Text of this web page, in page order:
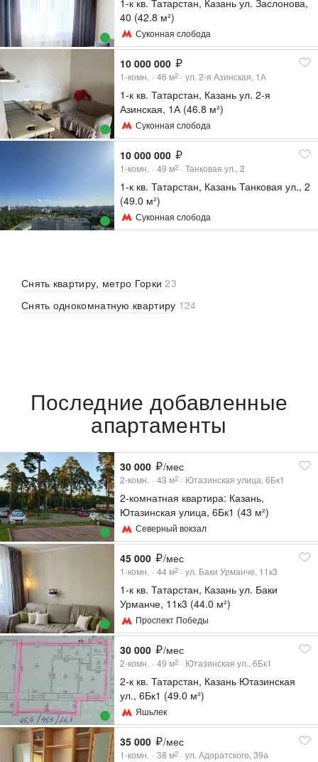
1-к кв. Татарстан, Казань ул. Заслонова,
40 (42.8 м²)
Суконная слобода
10 000 000
1-комн. 46 м2 ул. 2-я Азинская, 1А
1-к кв. Татарстан, Казань ул. 2-я
Азинская, 1А (46.8 м²)
Суконная слобода
10 000 000
1-комн. 49 м2 Танковая ул., 2
1-к кв. Татарстан, Казань Танковая ул., 2
(49.0 м²)
Суконная слобода
Снять квартиру, метро Горки 23
Снять однокомнатную квартиру 124
Последние добавленные
апартаменты
30 000 /мес
2-комн. 43 м2 Ютазинская улица, 6Бк1
2-комнатная квартира: Казань,
Ютазинская улица, 6Бк1 (43 м²)
Северный вокзал
45 000 /мес
1-комн. 44 м2 ул. Баки Урманче, 11к3
1-к кв. Татарстан, Казань ул. Баки
Урманче, 11к3 (44.0 м²)
Проспект Победы
30 000 /мес
2-комн. 49 м2 Ютазинская ул., 6Бк1
2-к кв. Татарстан, Казань Ютазинская
ул., 6Бк1 (49.0 м²)
Яшьлек
35 000 /мес
1-комн. 38 м2 ул. Адоратского, 39а